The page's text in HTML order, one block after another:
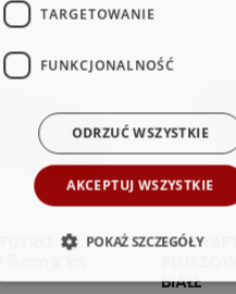
x 1m
DP
BIAŁE
TARGETOWANIE
FUNKCJONALNOŚĆ
AKCEPTUJ WSZYSTKIE
ODRZUĆ WSZYSTKIE
POKAŻ SZCZEGÓŁY